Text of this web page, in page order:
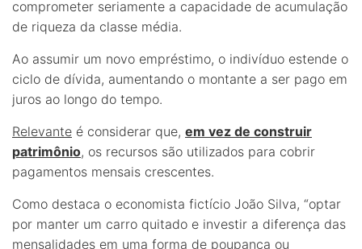
comprometer seriamente a capacidade de acumulação
de riqueza da classe média.
Ao assumir um novo empréstimo, o indivíduo estende o
ciclo de dívida, aumentando o montante a ser pago em
juros ao longo do tempo.
Relevante é considerar que, em vez de construir
patrimônio, os recursos são utilizados para cobrir
pagamentos mensais crescentes.
Como destaca o economista fictício João Silva, “optar
por manter um carro quitado e investir a diferença das
mensalidades em uma forma de poupança ou